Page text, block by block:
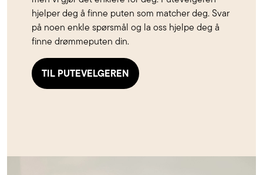
hjelper deg å finne puten som matcher deg. Svar
på noen enkle spørsmål og la oss hjelpe deg å
finne drømmeputen din.
TIL PUTEVELGEREN